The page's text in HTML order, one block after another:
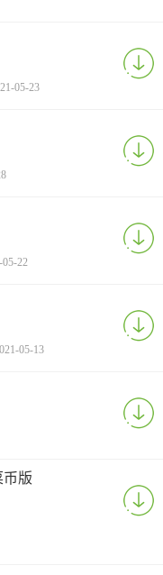
05-23
05-22
05-13
币版